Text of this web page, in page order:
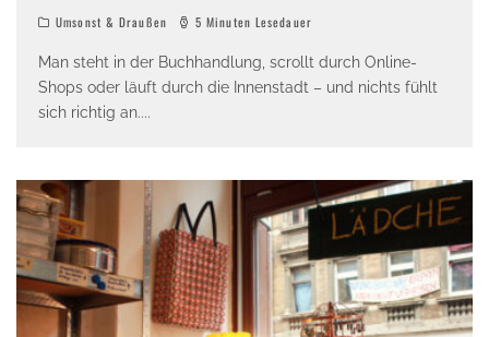
Umsonst & Draußen 5 Minuten Lesedauer
Man steht in der Buchhandlung, scrollt durch Online-
Shops oder läuft durch die Innenstadt – und nichts fühlt
sich richtig an....